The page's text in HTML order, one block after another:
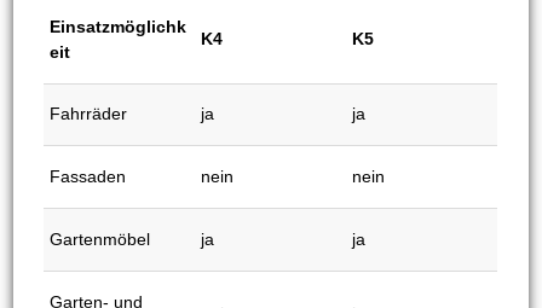
Potenzielle Kundinnen und Kunden sollten stets genau
bzw. Kärcher K5 vs. K7 treten hinsichtlich der Frage, für
welche Einsatzmöglichkeiten sich das jeweilige Gerät
eignet, diverse Unterschiede zutage.
Kärcher K4 vs. K5
Einsatzmöglichk